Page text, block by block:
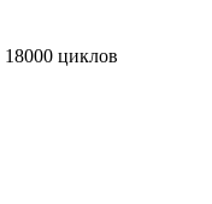
18000 циклов